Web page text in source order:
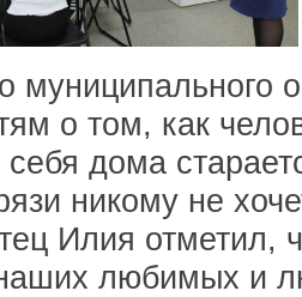
муниципального
о том, как
дома
никому не
Илия отметил,
любимых и